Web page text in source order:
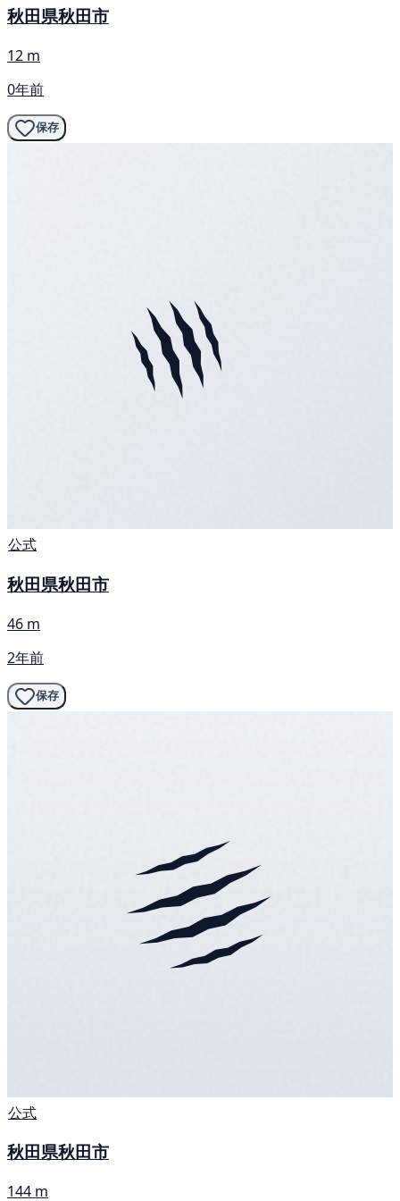
秋田県秋田市
12 m
0年前
保存
公式
秋田県秋田市
46 m
2年前
保存
公式
秋田県秋田市
144 m